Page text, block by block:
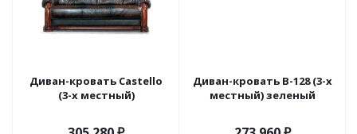
Диван-кровать Castello
(3-х местный)
Диван-кровать B-128 (3-х
местный) зеленый